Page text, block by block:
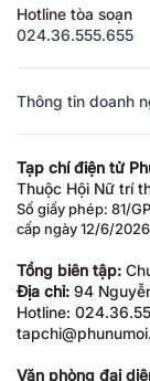
Hotline tòa soạn
024.36.555.655
Thông tin doanh
Tạp chí điện tử
Thuộc Hội Nữ trí
Số giấy phép: 81/
cấp ngày 12/6/2026.
Tổng biên tập:
Địa chỉ: 94
Hotline:
Văn phòng đại